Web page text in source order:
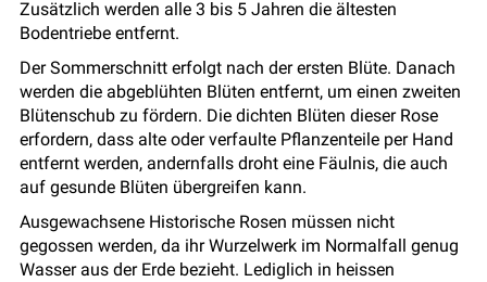
Zusätzlich werden alle 3 bis 5 Jahren die ältesten
Bodentriebe entfernt.
Der Sommerschnitt erfolgt nach der ersten Blüte. Danach
werden die abgeblühten Blüten entfernt, um einen zweiten
Blütenschub zu fördern. Die dichten Blüten dieser Rose
erfordern, dass alte oder verfaulte Pflanzenteile per Hand
entfernt werden, andernfalls droht eine Fäulnis, die auch
auf gesunde Blüten übergreifen kann.
Ausgewachsene Historische Rosen müssen nicht
gegossen werden, da ihr Wurzelwerk im Normalfall genug
Wasser aus der Erde bezieht. Lediglich in heissen